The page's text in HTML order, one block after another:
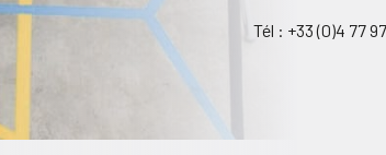
Tél : +33 (0)4 77